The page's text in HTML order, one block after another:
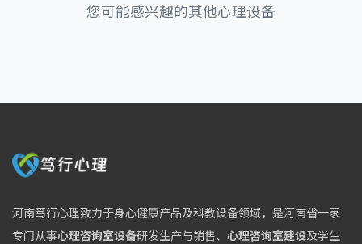
您可能感兴趣的其他心理设备
河南笃行心理致力于身心健康产品及科教设备领域，是河南省一家
专门从事心理咨询室设备研发生产与销售、 心理咨询室建设及学生